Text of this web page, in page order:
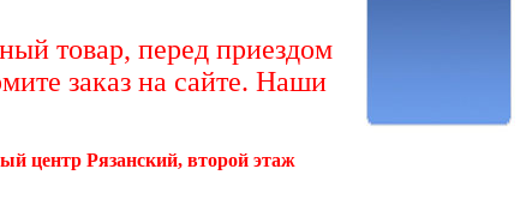
товар, перед приездом
заказ на сайте. Наши
центр Рязанский, второй этаж